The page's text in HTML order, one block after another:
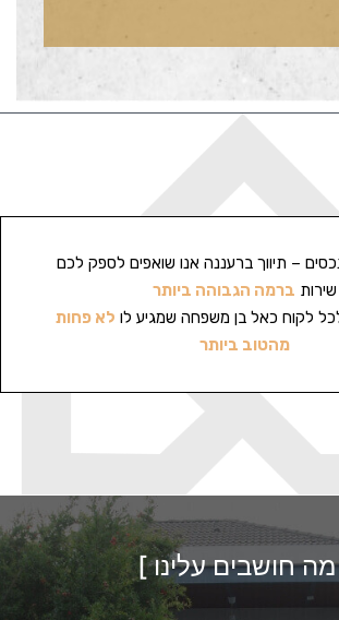
– תיווך ברעננה אנו שואפים לספק לכם
שירות ברמה הגבוהה ביותר
לקוח כאל בן משפחה שמגיע לו לא פחות
מהטוב ביותר
חושבים עלינו ]